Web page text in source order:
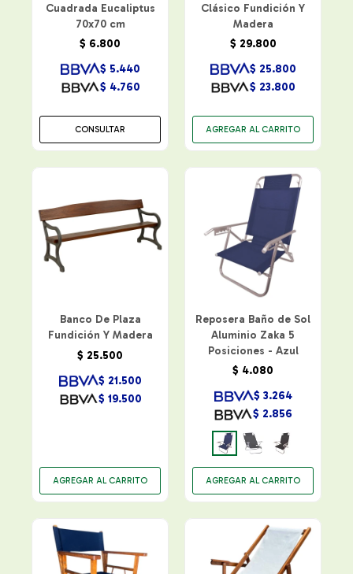
Cuadrada Eucaliptus
70x70 cm
$ 6.800
$ 4.760
$ 5.440
CONSULTAR
Clásico Fundición Y
Madera
$ 29.800
$ 23.800
$ 25.800
Banco De Plaza
Fundición Y Madera
$ 25.500
$ 19.500
$ 21.500
Reposera Baño de Sol
Aluminio Zaka 5
Posiciones - Azul
$ 4.080
$ 2.856
$ 3.264